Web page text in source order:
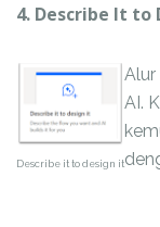
4. Describe It to
Describe it to design it
Alur
AI.